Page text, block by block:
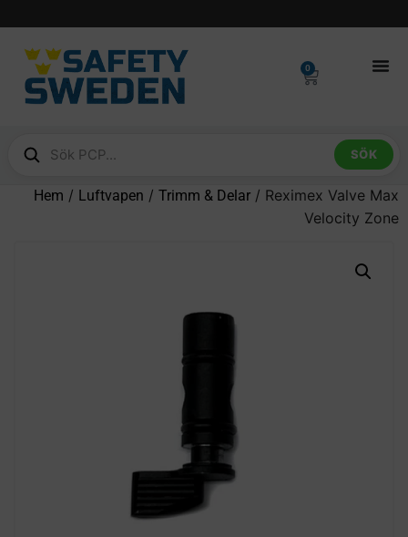
0
SÖK
Hem / Luftvapen / Trimm & Delar / Reximex Valve Max
Velocity Zone